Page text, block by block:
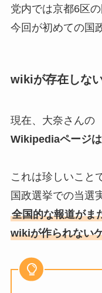
党内では京都6区
今回が初めての国
wikiが存在しな
現在、大奈さんの
Wikipediaページは
これは珍しいこと
国政選挙での当選
全国的な報道がま
wikiが作られない